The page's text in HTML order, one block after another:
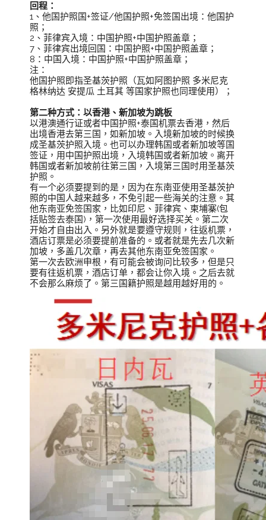
回程：
1、他国护照国+签证/他国护照+免签国出境：他国护
照；
2、菲律宾入境：中国护照+中国护照盖章；
7、菲律宾出境回国：中国护照+中国护照盖章；
8：中国入境：中国护照+中国护照盖章；
注：
他国护照即指圣基茨护照（瓦如阿图护照 多米尼克
格林纳达 安提瓜 土耳其 等国家护照也同理使用）；
第二种方式：以香港、新加坡为跳板
以港澳通行证或者中国护照+泰国机票去香港，然后
出境香港去第三国，如新加坡。入境新加坡的时候换
成圣基茨护照入境。也可以办理韩国或者新加坡等国
签证，用中国护照出境，入境韩国或者新加坡。离开
韩国或者新加坡前往第三国，入境第三国时用圣基茨
护照。
有一个必须要提到的是，因为在东南亚使用圣基茨护
照的中国人越来越多，不免引起一些海关的注意。其
他东南亚免签国家，比如印尼、菲律宾、柬埔寨(包
括贴签去泰国)，第一次使用最好选择买关。第二次
开始才自由出入。另外就是要遵守规则，往返机票，
酒店订票是必须要提前准备的。或者就是先去几次新
加坡，多盖几次章，再去其他东南亚免签国家。
第一次去欧洲申根，有可能会被询问比较多，但是只
要有往返机票，酒店订单，都会让你入境。之后去就
不会那么麻烦了。第三国籍护照是越用越好用的。